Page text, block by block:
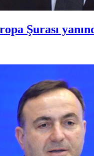
Şurası